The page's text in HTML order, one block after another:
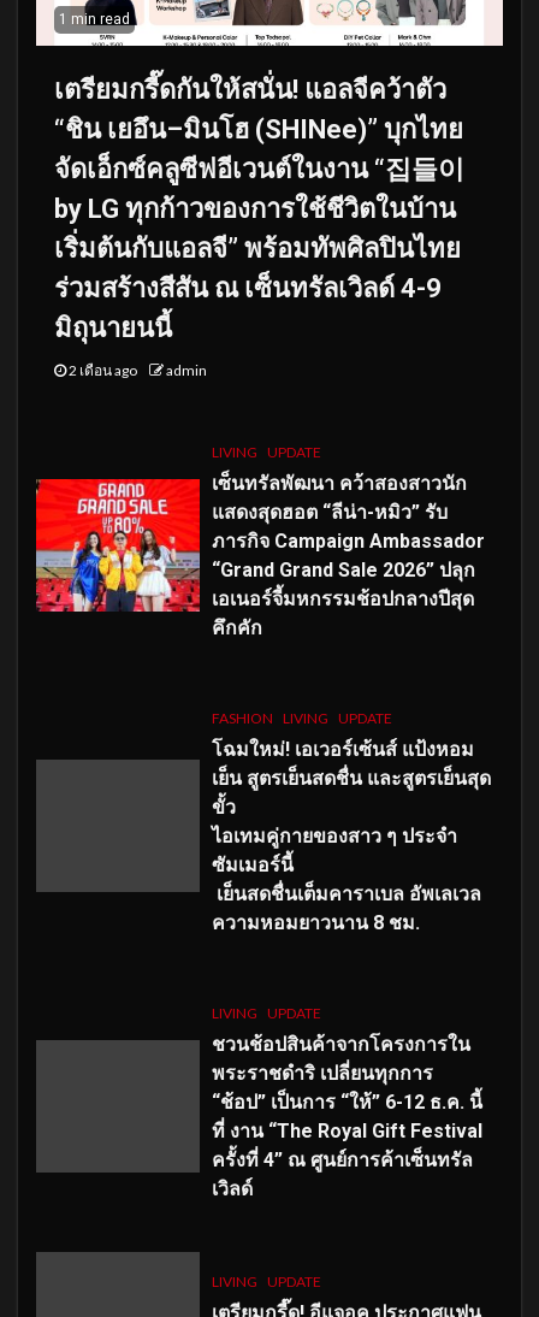
1 min read
เตรียมกรี๊ดกันให้สนั่น! แอลจีคว้าตัว
“ชิน เยอึน–มินโฮ (SHINee)” บุกไทย
จัดเอ็กซ์คลูซีฟอีเวนต์ในงาน “집들이
by LG ทุกก้าวของการใช้ชีวิตในบ้าน
เริ่มต้นกับแอลจี” พร้อมทัพศิลปินไทย
ร่วมสร้างสีสัน ณ เซ็นทรัลเวิลด์ 4-9
มิถุนายนนี้
2 เดือน ago admin
LIVING UPDATE
เซ็นทรัลพัฒนา คว้าสองสาวนัก
แสดงสุดฮอต “ลีน่า-หมิว” รับ
ภารกิจ Campaign Ambassador
“Grand Grand Sale 2026” ปลุก
เอเนอร์จี้มหกรรมช้อปกลางปีสุด
คึกคัก
FASHION LIVING UPDATE
โฉมใหม่! เอเวอร์เซ้นส์ แป้งหอม
เย็น สูตรเย็นสดชื่น และสูตรเย็นสุด
ขั้ว
ไอเทมคู่กายของสาว ๆ ประจำ
ซัมเมอร์นี้
เย็นสดชื่นเต็มคาราเบล อัพเลเวล
ความหอมยาวนาน 8 ชม.
LIVING UPDATE
ชวนช้อปสินค้าจากโครงการใน
พระราชดำริ เปลี่ยนทุกการ
“ช้อป” เป็นการ “ให้” 6-12 ธ.ค. นี้
ที่ งาน “The Royal Gift Festival
ครั้งที่ 4” ณ ศูนย์การค้าเซ็นทรัล
เวิลด์
LIVING UPDATE